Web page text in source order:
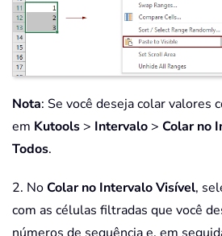
Nota: Se você deseja colar valores
em Kutools > Intervalo > Colar no
Todos.
2. NoColar no Intervalo Visível,
com as células filtradas que você